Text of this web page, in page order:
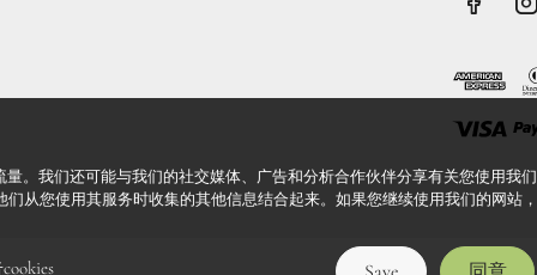
。我们还可能与我们的社交媒体、广告和分析合作伙伴分享有关您使用我们
从您使用其服务时收集的其他信息结合起来。如果您继续使用我们的网站，